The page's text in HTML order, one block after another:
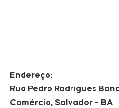
Endereço:
Rua Pedro Rodrigues
Comércio, Salvador – BA